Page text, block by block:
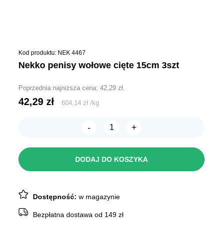
Kod produktu: NEK 4467
nekko penisy wołowe cięte 15cm 3szt
Poprzednia najniższa cena:42,29zł
42,29zł 604,14 zł /kg
-
ilość
cięte
+
DODAJ DO KOSZYKA
Dostępność:w magazynie
Bezpłatna dostawa od 149 zł